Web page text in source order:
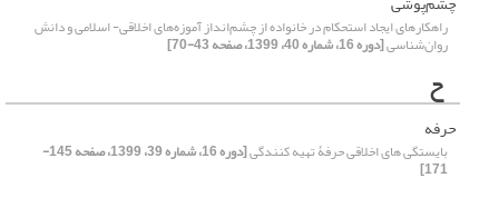
راهکارهای ایجاد استحکام در خانواده از چشم‌انداز آموزه‌های اخلاقی- اسلامی و دانش
روان‌شناسی[دوره 16، شماره 40، 1399، صفحه 43-70]
ح
حرفه
بایستگی ‏های اخلاقی حرفۀ تهیه کنندگی [دوره 16، شماره 39، 1399، صفحه 145-
171]